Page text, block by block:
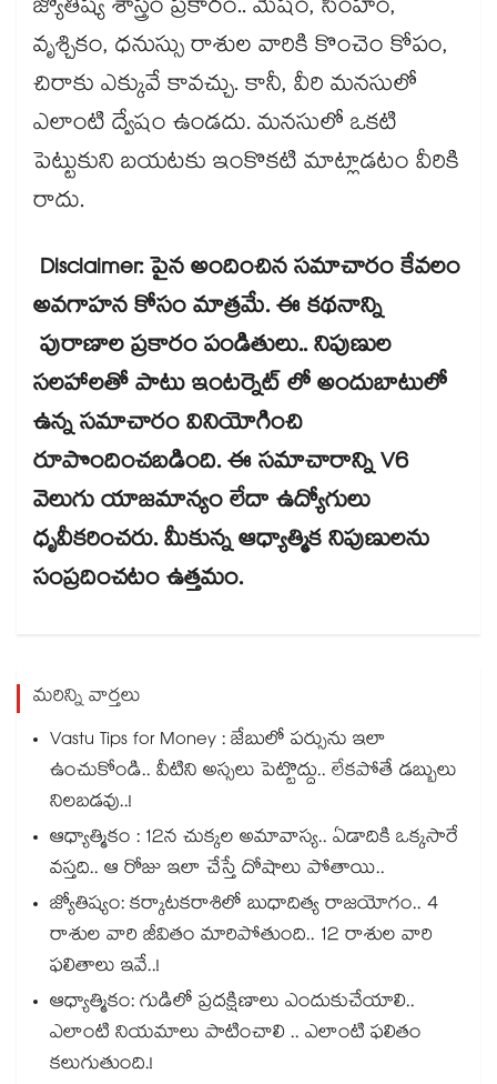
జ్యోతిష్య శాస్త్రం ప్రకారం.. మేషం, సింహం,
వృశ్చికం, ధనుస్సు రాశుల వారికి కొంచెం కోపం,
చిరాకు ఎక్కువే కావచ్చు. కానీ, వీరి మనసులో
ఎలాంటి ద్వేషం ఉండదు. మనసులో ఒకటి
పెట్టుకుని బయటకు ఇంకొకటి మాట్లాడటం వీరికి
రాదు.
Disclaimer: పైన అందించిన సమాచారం కేవలం
అవగాహన కోసం మాత్రమే. ఈ కథనాన్ని
పురాణాల ప్రకారం పండితులు.. నిపుణుల
సలహాలతో పాటు ఇంటర్నెట్ లో అందుబాటులో
ఉన్న సమాచారం వినియోగించి
రూపొందించబడింది. ఈ సమాచారాన్ని V6
వెలుగు యాజమాన్యం లేదా ఉద్యోగులు
ధృవీకరించరు. మీకున్న ఆధ్యాత్మిక నిపుణులను
సంప్రదించటం ఉత్తమం.
మరిన్ని వార్తలు
Vastu Tips for Money : జేబులో పర్సును ఇలా
ఉంచుకోండి.. వీటిని అస్సలు పెట్టొద్దు.. లేకపోతే డబ్బులు
నిలబడవు..!
ఆధ్యాత్మికం : 12న చుక్కల అమావాస్య.. ఏడాదికి ఒక్కసారే
వస్తది.. ఆ రోజు ఇలా చేస్తే దోషాలు పోతాయి..
జ్యోతిష్యం: కర్కాటకరాశిలో బుధాదిత్య రాజయోగం.. 4
రాశుల వారి జీవితం మారిపోతుంది.. 12 రాశుల వారి
ఫలితాలు ఇవే..!
ఆధ్యాత్మికం: గుడిలో ప్రదక్షిణాలు ఎందుకుచేయాలి..
ఎలాంటి నియమాలు పాటించాలి .. ఎలాంటి ఫలితం
కలుగుతుంది.!